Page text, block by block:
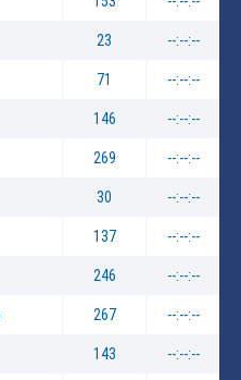
23 --:--:--
71 --:--:--
146 --:--:--
269 --:--:--
30 --:--:--
137 --:--:--
246 --:--:--
267 --:--:--
143 --:--:--